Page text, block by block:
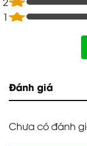
1
Đánh giá
Chưa có đánh